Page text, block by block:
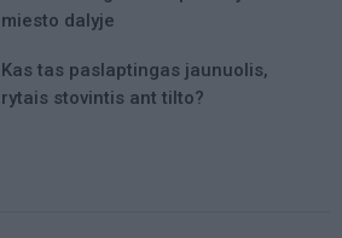
miesto dalyje
Kas tas paslaptingas jaunuolis,
rytais stovintis ant tilto?